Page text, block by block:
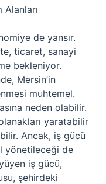
Alanları
de yansır.
ticaret, sanayi
bekleniyor.
Mersin’in
muhtemel.
neden olabilir.
yaratabilir
Ancak, iş gücü
yönetileceği de
iş gücü,
şehirdeki